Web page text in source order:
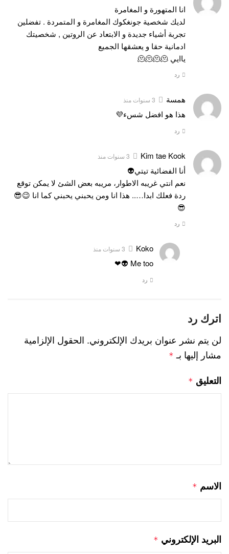
انا المتهورة و المغامرة
لديك شخصية جونغكوك المغامرة و المتمردة . تفضلين
تجربة أشياء جديدة و الابتعاد عن الروتين , شخصيتك
ادمانية حقا و يعشقها الجميع
ياايي 🫠🫠🫠🫠
رد
همسة 3 سنوات منذ
هذا هو افضل شسء💜
رد
Kim tae Kook 3 سنوات منذ
أنا الفضائية تيتي👽
نعم انتي غريبه الاطوار، مريبه بعض الشئ لا يمكن توقع
ردة فعلك ابدا….. هذا انا ومن يحبني يحبني كما انا 😉😎
😎
رد
Koko 3 سنوات منذ
Me too 👽❤
رد
اترك رد
لن يتم نشر عنوان بريدك الإلكتروني. الحقول الإلزامية
مشار إليها بـ *
التعليق *
الاسم *
البريد الإلكتروني *